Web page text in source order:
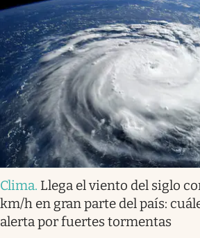
Clima. Llega el viento del siglo
km/h en gran parte del país:
alerta por fuertes tormentas